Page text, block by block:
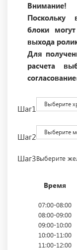
Внимание!
Поскольку
блоки
выхода
Для
расчета
Шаг1 Выберите
Шаг2 Выберите
Шаг3Выберите
Время
07:00-08:00
08:00-09:00
09:00-10:00
10:00-11:00
11:00-12:00